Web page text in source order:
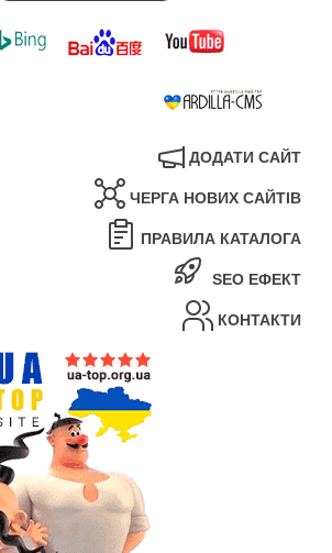
ДОДАТИ САЙТ
ЧЕРГА НОВИХ САЙТІВ
ПРАВИЛА КАТАЛОГА
SEO ЕФЕКТ
КОНТАКТИ